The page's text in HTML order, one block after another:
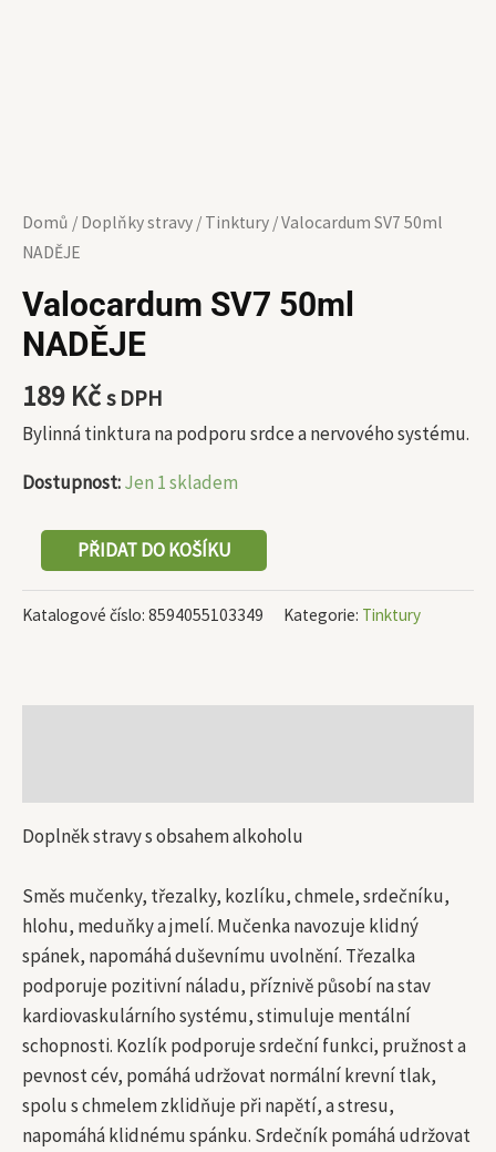
Domů / Doplňky stravy / Tinktury / Valocardum SV7 50ml
NADĚJE
Valocardum SV7 50ml
NADĚJE
189 Kčs DPH
Bylinná tinktura na podporu srdce a nervového systému.
Dostupnost:Jen 1 skladem
PŘIDAT DO KOŠÍKU
Katalogové číslo: 8594055103349 Kategorie: Tinktury
Doplněk stravy s obsahem alkoholu
Směs mučenky, třezalky, kozlíku, chmele, srdečníku,
hlohu, meduňky a jmelí. Mučenka navozuje klidný
spánek, napomáhá duševnímu uvolnění. Třezalka
podporuje pozitivní náladu, příznivě působí na stav
kardiovaskulárního systému, stimuluje mentální
schopnosti. Kozlík podporuje srdeční funkci, pružnost a
pevnost cév, pomáhá udržovat normální krevní tlak,
spolu s chmelem zklidňuje při napětí, a stresu,
napomáhá klidnému spánku. Srdečník pomáhá udržovat